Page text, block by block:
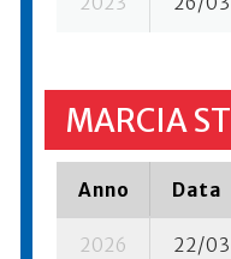
MARCIA
Anno Data
2026 22/03